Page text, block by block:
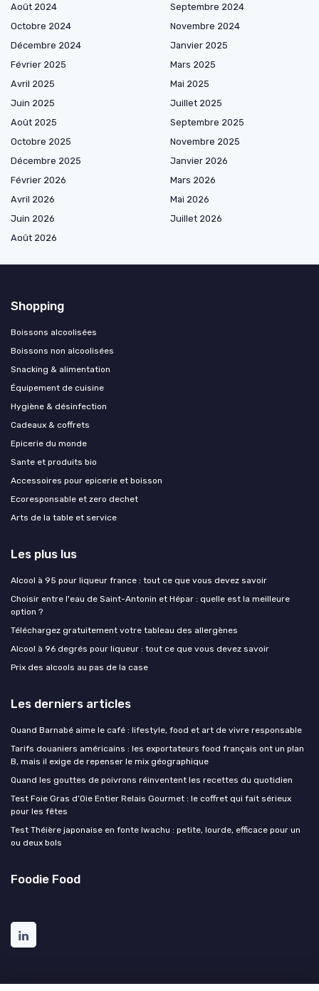
Août 2024
Septembre 2024
Octobre 2024
Novembre 2024
Décembre 2024
Janvier 2025
Février 2025
Mars 2025
Avril 2025
Mai 2025
Juin 2025
Juillet 2025
Août 2025
Septembre 2025
Octobre 2025
Novembre 2025
Décembre 2025
Janvier 2026
Février 2026
Mars 2026
Avril 2026
Mai 2026
Juin 2026
Juillet 2026
Août 2026
Shopping
Boissons alcoolisées
Boissons non alcoolisées
Snacking & alimentation
Équipement de cuisine
Hygiène & désinfection
Cadeaux & coffrets
Epicerie du monde
Sante et produits bio
Accessoires pour epicerie et boisson
Ecoresponsable et zero dechet
Arts de la table et service
Les plus lus
Alcool à 95 pour liqueur france : tout ce que vous devez savoir
Choisir entre l'eau de Saint-Antonin et Hépar : quelle est la meilleure
option ?
Téléchargez gratuitement votre tableau des allergènes
Alcool à 96 degrés pour liqueur : tout ce que vous devez savoir
Prix des alcools au pas de la case
Les derniers articles
Quand Barnabé aime le café : lifestyle, food et art de vivre responsable
Tarifs douaniers américains : les exportateurs food français ont un plan
B, mais il exige de repenser le mix géographique
Quand les gouttes de poivrons réinventent les recettes du quotidien
Test Foie Gras d’Oie Entier Relais Gourmet : le coffret qui fait sérieux
pour les fêtes
Test Théière japonaise en fonte Iwachu : petite, lourde, efficace pour un
ou deux bols
Foodie Food